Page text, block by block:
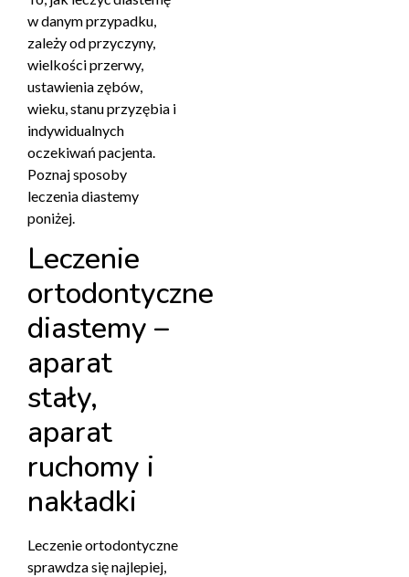
w danym przypadku,
zależy od przyczyny,
wielkości przerwy,
ustawienia zębów,
wieku, stanu przyzębia i
indywidualnych
oczekiwań pacjenta.
Poznaj sposoby
leczenia diastemy
poniżej.
Leczenie
ortodontyczne
diastemy –
aparat
stały,
aparat
ruchomy i
nakładki
Leczenie ortodontyczne
sprawdza się najlepiej,